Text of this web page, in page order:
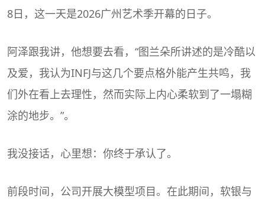
8日，这一天是2026广州艺术季开幕的日子。
阿泽跟我讲，他想要去看，“图兰朵所讲述的是冷酷以
及爱，我认为INFJ与这几个要点格外能产生共鸣，我
们外在看上去理性，然而实际上内心柔软到了一塌糊
涂的地步。”。
我没接话，心里想：你终于承认了。
前段时间，公司开展大模型项目。在此期间，软银与